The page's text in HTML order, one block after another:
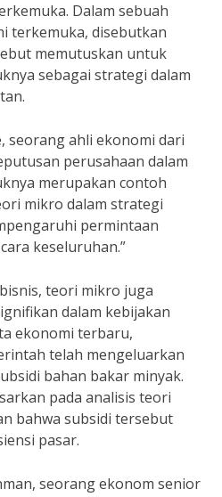
Dalam sebuah
terkemuka, disebutkan
memutuskan untuk
sebagai strategi dalam
seorang ahli ekonomi dari
perusahaan dalam
merupakan contoh
mikro dalam strategi
permintaan
keseluruhan.”
teori mikro juga
dalam kebijakan
ekonomi terbaru,
telah mengeluarkan
bahan bakar minyak.
pada analisis teori
bahwa subsidi tersebut
pasar.
seorang ekonom senior